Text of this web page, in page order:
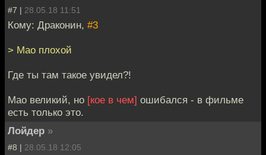
#7 | 28.05.18 11:51
Кому: Драконин, #3
> Мао плохой
Где ты там такое увидел?!
Мао великий, но [кое в чем] ошибался - в фильме
есть только это.
Лойдер »
#8 | 28.05.18 12:05